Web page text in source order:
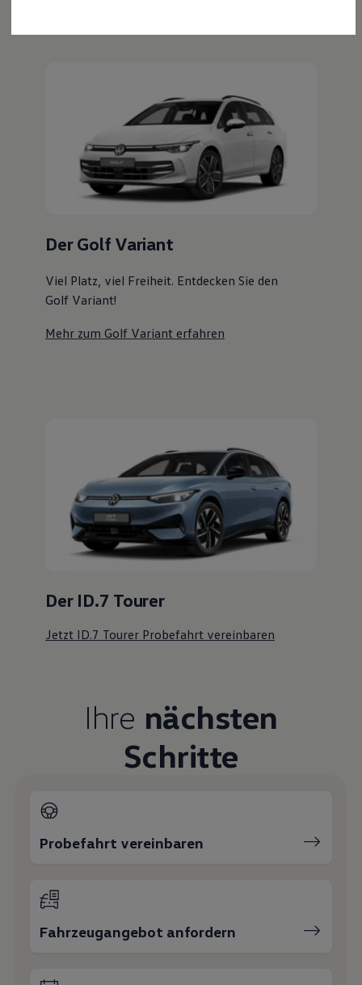
Dienste für Ihr Modell finden
Volkswagen Apps, Login und Shop
Handy und Fahrzeug verbinden
Updates für Software, Karten und Radio
Über Ihr Auto
Vorgängermodelle
Kundeninformationen
Volkswagen Kundenbetreuung
Digitale Betriebsanleitung
Magazin
Lifestyle
Transport
Elektromobilität
Der Golf Variant
Viel Platz, viel Freiheit. Entdecken Sie den
Golf Variant!
Mehr zum Golf Variant erfahren
Der ID.7 Tourer
Jetzt ID.7 Tourer Probefahrt vereinbaren
Ihre nächsten
Schritte
Probefahrt vereinbaren
Fahrzeugangebot anfordern